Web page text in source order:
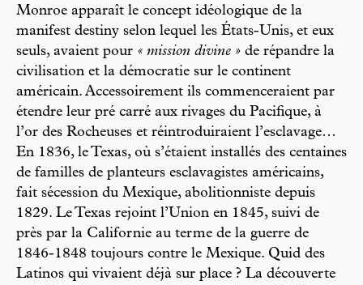
Monroe apparaît le concept idéologique de la
manifest destiny selon lequel les États-Unis, et eux
seuls, avaient pour « mission divine » de répandre la
civilisation et la démocratie sur le continent
américain. Accessoirement ils commenceraient par
étendre leur pré carré aux rivages du Pacifique, à
l’or des Rocheuses et réintroduiraient l’esclavage…
En 1836, le Texas, où s’étaient installés des centaines
de familles de planteurs esclavagistes américains,
fait sécession du Mexique, abolitionniste depuis
1829. Le Texas rejoint l’Union en 1845, suivi de
près par la Californie au terme de la guerre de
1846-1848 toujours contre le Mexique. Quid des
Latinos qui vivaient déjà sur place ? La découverte